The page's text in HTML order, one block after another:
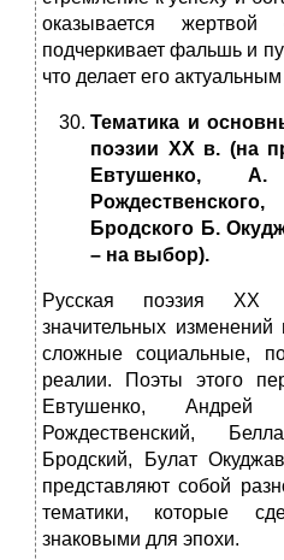
оказывается
подчеркивает фальшь и
что делает его
Тематика и
поэзии ХХ в. (на
Евтушенко, А.
Бродского Б.
– на выбор).
Русская поэзия
значительных
сложные социальные,
реалии. Поэты этого
Евтушенко, Андрей
Рождественский,
Бродский, Булат
представляют собой
тематики, которые
знаковыми для эпохи.